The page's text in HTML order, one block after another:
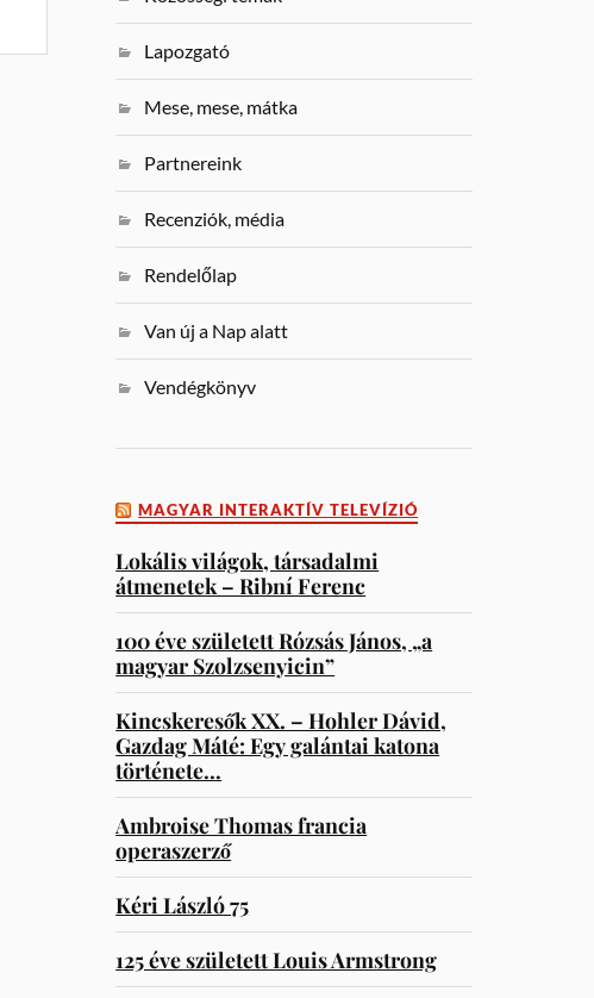
Lapozgató
Mese, mese, mátka
Partnereink
Recenziók, média
Rendelőlap
Van új a Nap alatt
Vendégkönyv
MAGYAR INTERAKTÍV TELEVÍZIÓ
Lokális világok, társadalmi
átmenetek – Ribní Ferenc
100 éve született Rózsás János, „a
magyar Szolzsenyicin”
Kincskeresők XX. – Hohler Dávid,
Gazdag Máté: Egy galántai katona
története…
Ambroise Thomas francia
operaszerző
Kéri László 75
125 éve született Louis Armstrong